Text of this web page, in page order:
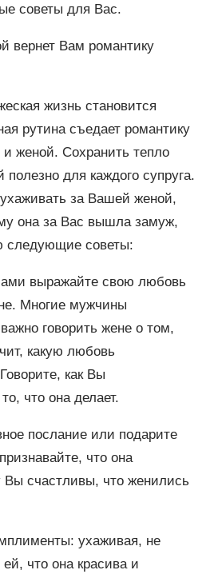
советы для Вас.
вернет Вам романтику
жизнь становится
рутина съедает романтику
женой. Сохранить тепло
для каждого супруга.
за Вашей женой,
она за Вас вышла замуж,
следующие советы:
выражайте свою любовь
Многие мужчины
говорить жене о том,
какую любовь
как Вы
что она делает.
послание или подарите
что она
Вы счастливы, что женились
ухаживая, не
что она красива и